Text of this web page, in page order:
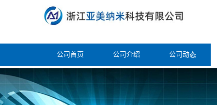
公司首页 公司介绍 公司动态